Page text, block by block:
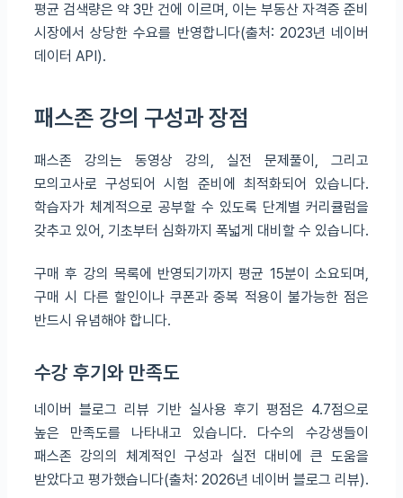
평균 검색량은 약 3만 건에 이르며, 이는 부동산 자격증 준비
시장에서 상당한 수요를 반영합니다(출처: 2023년 네이버
데이터 API).
패스존 강의 구성과 장점
패스존 강의는 동영상 강의, 실전 문제풀이, 그리고
모의고사로 구성되어 시험 준비에 최적화되어 있습니다.
학습자가 체계적으로 공부할 수 있도록 단계별 커리큘럼을
갖추고 있어, 기초부터 심화까지 폭넓게 대비할 수 있습니다.
구매 후 강의 목록에 반영되기까지 평균 15분이 소요되며,
구매 시 다른 할인이나 쿠폰과 중복 적용이 불가능한 점은
반드시 유념해야 합니다.
수강 후기와 만족도
네이버 블로그 리뷰 기반 실사용 후기 평점은 4.7점으로
높은 만족도를 나타내고 있습니다. 다수의 수강생들이
패스존 강의의 체계적인 구성과 실전 대비에 큰 도움을
받았다고 평가했습니다(출처: 2026년 네이버 블로그 리뷰).